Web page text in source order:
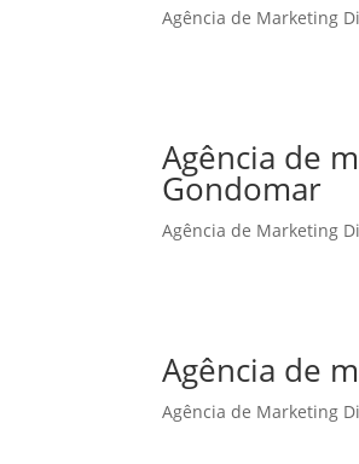
Agência de Marketing
Agência de
Gondomar
Agência de Marketing
Agência de
Agência de Marketing